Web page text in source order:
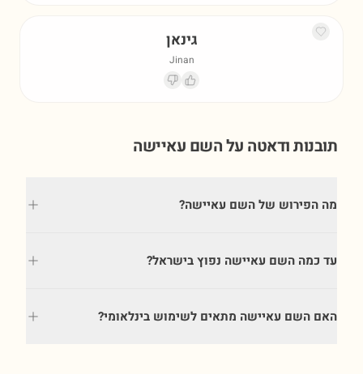
גינאן
Jinan
תובנות ודאטה על השם עאיישה
מה הפירוש של השם עאיישה?
עד כמה השם עאיישה נפוץ בישראל?
האם השם עאיישה מתאים לשימוש בינלאומי?